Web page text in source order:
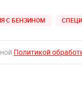
С БЕНЗИНОМ
Политикой